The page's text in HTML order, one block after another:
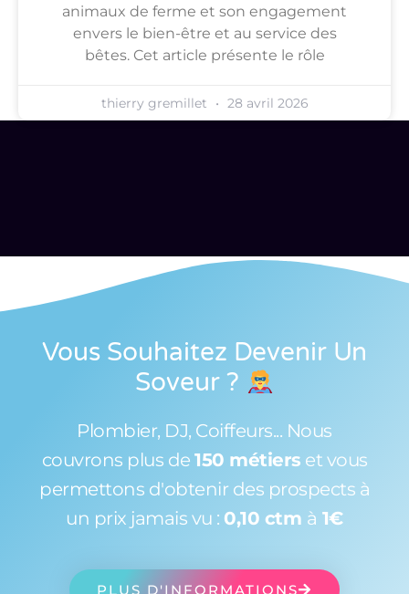
animaux de ferme et son engagement
envers le bien-être et au service des
bêtes. Cet article présente le rôle
thierry gremillet 28 avril 2026
Vous Souhaitez Devenir Un
Soveur ?
Plombier, DJ, Coiffeurs... Nous
couvrons plus de 150 métiers et vous
permettons d'obtenir des prospects à
un prix jamais vu : 0,10 ctm à 1€
PLUS D'INFORMATIONS